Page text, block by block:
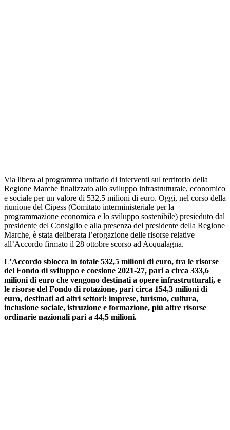
Via libera al programma unitario di interventi sul territorio della
Regione Marche finalizzato allo sviluppo infrastrutturale, economico
e sociale per un valore di 532,5 milioni di euro. Oggi, nel corso della
riunione del Cipess (Comitato interministeriale per la
programmazione economica e lo sviluppo sostenibile) presieduto dal
presidente del Consiglio e alla presenza del presidente della Regione
Marche, è stata deliberata l’erogazione delle risorse relative
all’Accordo firmato il 28 ottobre scorso ad Acqualagna.
L’Accordo sblocca in totale 532,5 milioni di euro, tra le risorse
del Fondo di sviluppo e coesione 2021-27, pari a circa 333,6
milioni di euro che vengono destinati a opere infrastrutturali, e
le risorse del Fondo di rotazione, pari circa 154,3 milioni di
euro, destinati ad altri settori: imprese, turismo, cultura,
inclusione sociale, istruzione e formazione, più altre risorse
ordinarie nazionali pari a 44,5 milioni.